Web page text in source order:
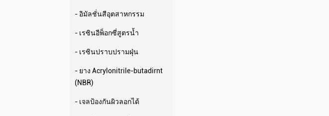
- อิมัลชั่นสีอุตสาหกรรม
- เรซินอีพ็อกซี่สูตรน้ำ
- เรซินปราบปรามฝุ่น
- ยาง Acrylonitrile-butadirnt
(NBR)
- เจลป้องกันผิวลอกได้